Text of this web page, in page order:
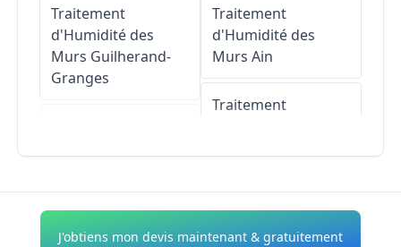
Traitement
d'Humidité des
Murs Guilherand-
Granges
Traitement
d'Humidité des
Traitement
d'Humidité des
Murs Ain
Traitement
Traitement
d'Humidité des
Murs Allier
J'obtiens mon devis maintenant & gratuitement